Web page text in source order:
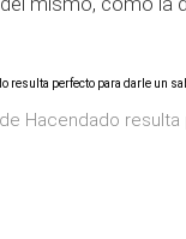
Hacendado